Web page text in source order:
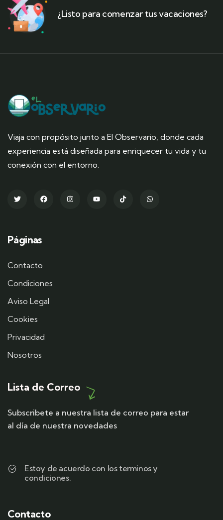
¿Listo para comenzar tus vacaciones?
Viaja con propósito junto a El Observario, donde cada
experiencia está diseñada para enriquecer tu vida y tu
conexión con el entorno.
Páginas
Contacto
Condiciones
Aviso Legal
Cookies
Privacidad
Nosotros
Lista de Correo
Subscribete a nuestra lista de correo para estar
al día de nuestra novedades
Estoy de acuerdo con los terminos y
condiciones.
Contacto